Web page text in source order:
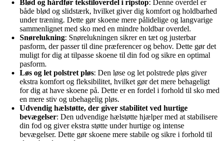
Blød og hårdfør tekstiloverdel i ripstop: Denne overdel er
både blød og slidstærk, hvilket giver dig komfort og holdbarhed
under træning. Dette gør skoene mere pålidelige og langvarige
sammenlignet med sko med en mindre holdbar overdel.
Snørelukning: Snørelukningen sikrer en tæt og justerbar
pasform, der passer til dine præferencer og behov. Dette gør det
muligt for dig at tilpasse skoene til din fod og sikre en optimal
pasform.
Løs og let polstret pløs: Den løse og let polstrede pløs giver
ekstra komfort og fleksibilitet, hvilket gør det mere behageligt
for dig at have skoene på. Dette er en fordel i forhold til sko med
en mere stiv og ubehagelig pløs.
Udvendig hælstøtte, der giver stabilitet ved hurtige
bevægelser: Den udvendige hælstøtte hjælper med at stabilisere
din fod og giver ekstra støtte under hurtige og intense
bevægelser. Dette gør skoene mere stabile og sikre i forhold til